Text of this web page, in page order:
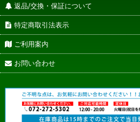
返品/交換・保証について
特定商取引法表示
ご利用案内
お問い合わせ